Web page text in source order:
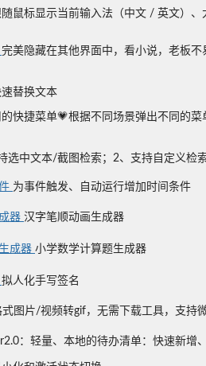
随鼠标显示当前输入法（中文 / 英文）、
完美隐藏在其他界面中，看小说，老板不
替换文本
快捷菜单💗根据不同场景弹出不同的菜
选中文本/截图检索；2、支持自定义检
为事件触发、自动运行增加时间条件
器 汉字笔顺动画生成器
成器 小学数学计算题生成器
拟人化手写签名
式图片/视频转gif，无需下载工具，支持
：轻量、本地的待办清单：快速新增